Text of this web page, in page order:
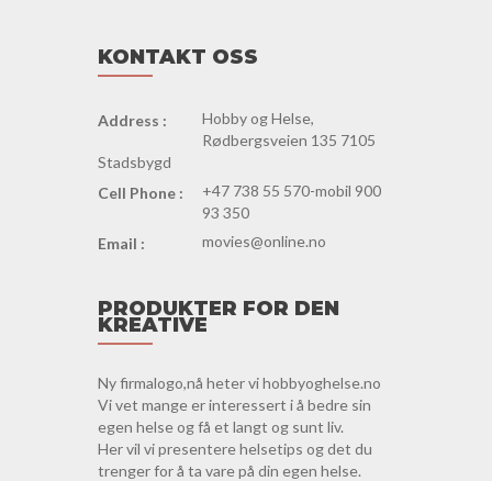
KONTAKT OSS
Address :
Hobby og Helse,
Rødbergsveien 135 7105
Stadsbygd
Cell Phone :
+47 738 55 570-mobil 900
93 350
Email :
movies@online.no
PRODUKTER FOR DEN
KREATIVE
Ny firmalogo,nå heter vi hobbyoghelse.no
Vi vet mange er interessert i å bedre sin
egen helse og få et langt og sunt liv.
Her vil vi presentere helsetips og det du
trenger for å ta vare på din egen helse.